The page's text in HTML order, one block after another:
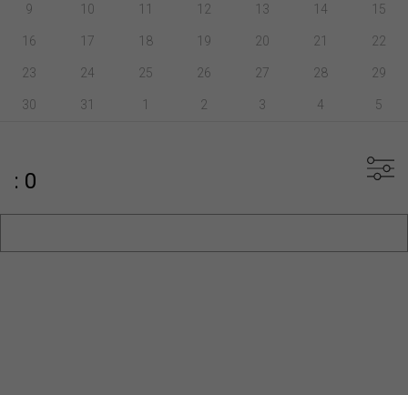
9 10 11 12 13 14 15
16 17 18 19 20 21 22
23 24 25 26 27 28 29
30 31 1 2 3 4 5
: 0